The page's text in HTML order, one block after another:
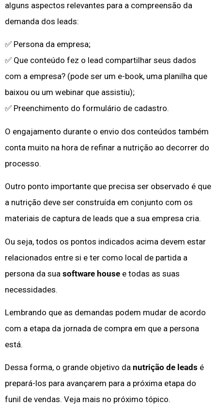
alguns aspectos relevantes para a compreensão da
demanda dos leads:
✅ Persona da empresa;
✅ Que conteúdo fez o lead compartilhar seus dados
com a empresa? (pode ser um e-book, uma planilha que
baixou ou um webinar que assistiu);
✅ Preenchimento do formulário de cadastro.
O engajamento durante o envio dos conteúdos também
conta muito na hora de refinar a nutrição ao decorrer do
processo.
Outro ponto importante que precisa ser observado é que
a nutrição deve ser construída em conjunto com os
materiais de captura de leads que a sua empresa cria.
Ou seja, todos os pontos indicados acima devem estar
relacionados entre si e ter como local de partida a
persona da sua software house e todas as suas
necessidades.
Lembrando que as demandas podem mudar de acordo
com a etapa da jornada de compra em que a persona
está.
Dessa forma, o grande objetivo da nutrição de leads é
prepará-los para avançarem para a próxima etapa do
funil de vendas. Veja mais no próximo tópico.